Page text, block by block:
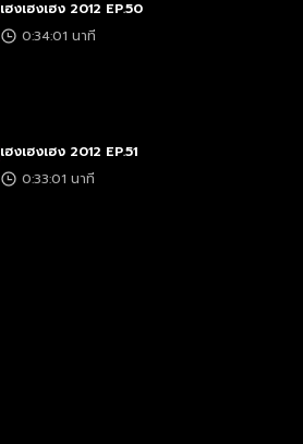
เฮงเฮงเฮง 2012 EP.50
0:34:01 นาที
เฮงเฮงเฮง 2012 EP.51
0:33:01 นาที